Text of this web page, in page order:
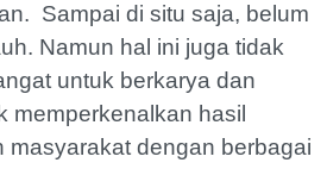
Sampai di situ saja, belum
Namun hal ini juga tidak
untuk berkarya dan
memperkenalkan hasil
masyarakat dengan berbagai